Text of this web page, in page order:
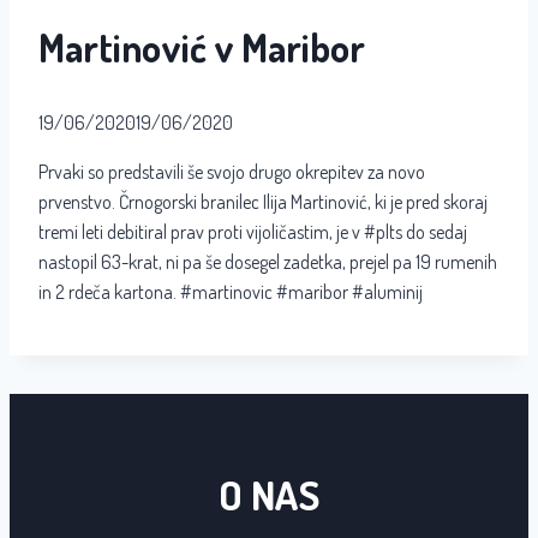
Martinović v Maribor
19/06/202019/06/2020
Prvaki so predstavili še svojo drugo okrepitev za novo
prvenstvo. Črnogorski branilec Ilija Martinović, ki je pred skoraj
tremi leti debitiral prav proti vijoličastim, je v #plts do sedaj
nastopil 63-krat, ni pa še dosegel zadetka, prejel pa 19 rumenih
in 2 rdeča kartona. #martinovic #maribor #aluminij
O NAS